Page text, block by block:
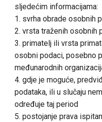
sljedećim informacijama:
1. svrha obrade osobnih
2. vrsta traženih osobnih
3. primatelj ili vrsta
osobni podaci, posebno
međunarodnih
4. gdje je moguće,
podataka, ili u slučaju
određuje taj period
5. postojanje prava